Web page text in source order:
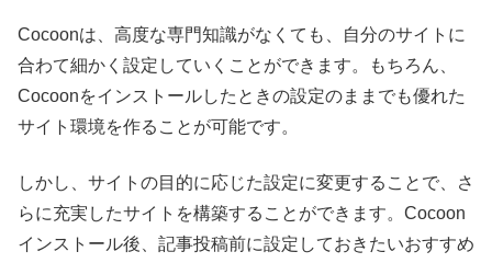
Cocoonは、高度な専門知識がなくても、自分のサイトに
合わて細かく設定していくことができます。もちろん、
Cocoonをインストールしたときの設定のままでも優れた
サイト環境を作ることが可能です。
しかし、サイトの目的に応じた設定に変更することで、さ
らに充実したサイトを構築することができます。Cocoon
インストール後、記事投稿前に設定しておきたいおすすめ